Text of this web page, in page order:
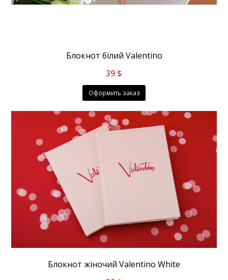
Блокнот білий Valentino
39 $
Оформить заказ
Блокнот жіночий Valentino White